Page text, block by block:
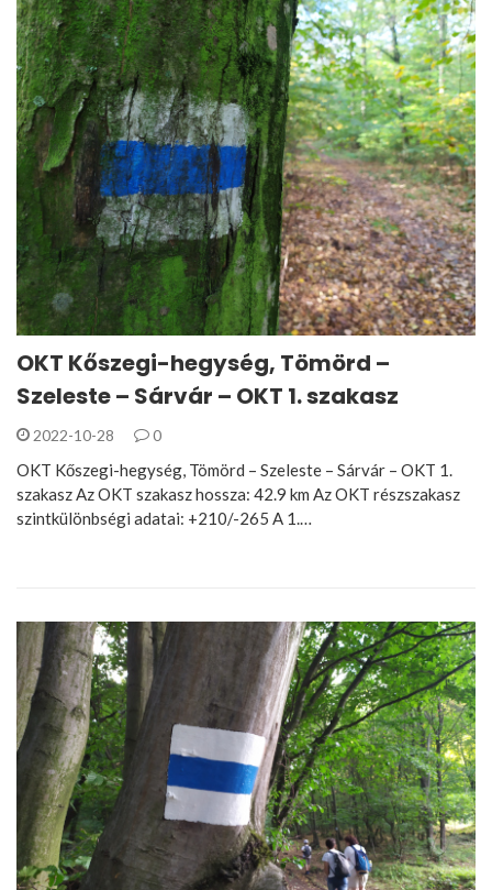
OKT Kőszegi-hegység, Tömörd –
Szeleste – Sárvár – OKT 1. szakasz
2022-10-28 0
OKT Kőszegi-hegység, Tömörd – Szeleste – Sárvár – OKT 1.
szakasz Az OKT szakasz hossza: 42.9 km Az OKT részszakasz
szintkülönbségi adatai: +210/-265 A 1.…